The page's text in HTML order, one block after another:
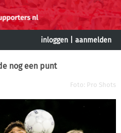
inloggen aanmelden
nog een punt
Foto: Pro Shots